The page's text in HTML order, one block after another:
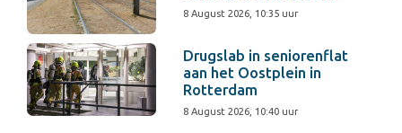
8 August 2026, 10:35 uur
Drugslab in seniorenflat
aan het Oostplein in
Rotterdam
8 August 2026, 10:40 uur